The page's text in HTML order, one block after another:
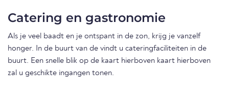
Catering en gastronomie
Als je veel baadt en je ontspant in de zon, krijg je vanzelf
honger. In de buurt van de vindt u cateringfaciliteiten in de
buurt. Een snelle blik op de kaart hierboven kaart hierboven
zal u geschikte ingangen tonen.